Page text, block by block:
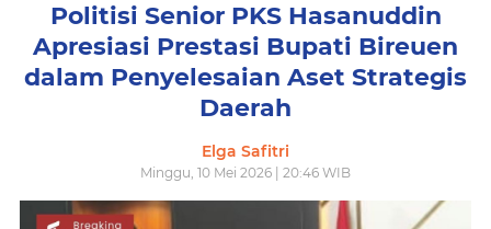
Politisi Senior PKS Hasanuddin
Apresiasi Prestasi Bupati Bireuen
dalam Penyelesaian Aset Strategis
Daerah
Elga Safitri
Minggu, 10 Mei 2026 | 20:46 WIB